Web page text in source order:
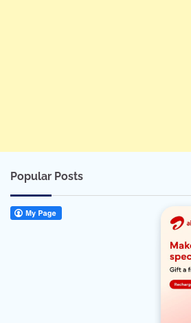
Popular Posts